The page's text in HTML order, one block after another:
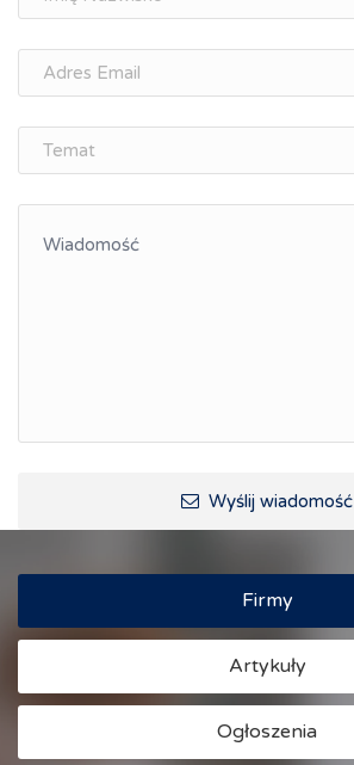
osobisty
Memorandum Gospodarcze PL-CZ
Śląskie Porozumienie Gospodarcze
ŚLĄSK.ONLINE
Integracja
Wyślij wiadomość
Firmy
Artykuły
Ogłoszenia